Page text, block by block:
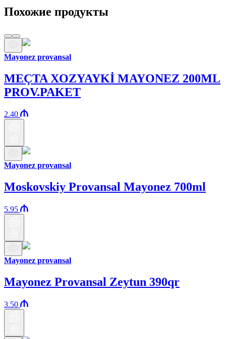
Похожие продукты
Mayonez provansal
MEÇTA XOZYAYKİ MAYONEZ 200ML
PROV.PAKET
2.40
Mayonez provansal
Moskovskiy Provansal Mayonez 700ml
5.95
Mayonez provansal
Mayonez Provansal Zeytun 390qr
3.50